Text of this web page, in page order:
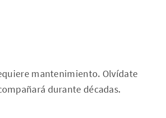
mantenimiento. Olvídate
durante décadas.